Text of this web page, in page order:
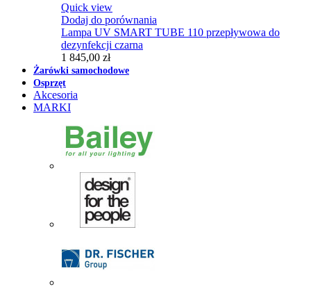
Quick view
Dodaj do porównania
Lampa UV SMART TUBE 110 przepływowa do
dezynfekcji czarna
1 845,00 zł
Żarówki samochodowe
Osprzęt
Akcesoria
MARKI